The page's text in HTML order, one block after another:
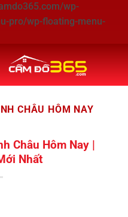
wp-
pro/wp-floating-menu-
CHÂU HÔM NAY
Châu Hôm Nay |
Nhất